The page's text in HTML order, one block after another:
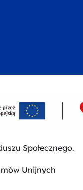
Społecznego.
Unijnych